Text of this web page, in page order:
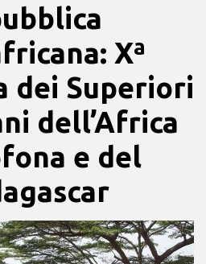
Xª
dei Superiori
dell’Africa
e del